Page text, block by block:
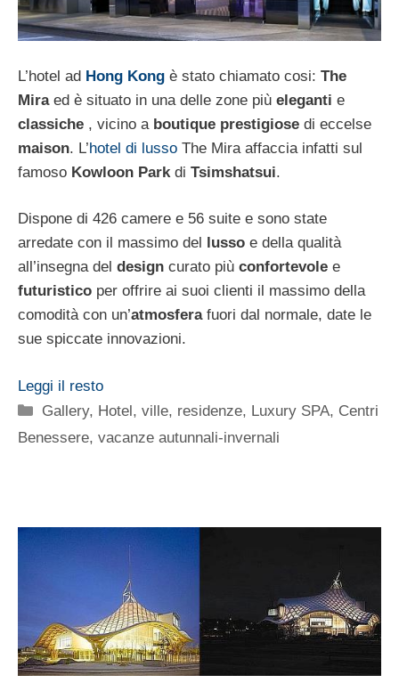
L’hotel ad Hong Kong è stato chiamato cosi: The
Miraed è situato in una delle zone più eleganti e
classiche , vicino a boutique prestigiose di eccelse
maison. L’hotel di lusso The Mira affaccia infatti sul
famoso Kowloon Parkdi Tsimshatsui.
Dispone di 426 camere e 56 suite e sono state
arredate con il massimo del
lusso e della qualità
all’insegna del design curato più confortevole e
futuristico per offrire ai suoi clienti il massimo della
comodità con un’atmosferafuori dal normale, date le
sue spiccate innovazioni.
Leggi il resto
Categorie
Gallery, Hotel, ville, residenze, Luxury SPA, Centri
Benessere, vacanze autunnali-invernali